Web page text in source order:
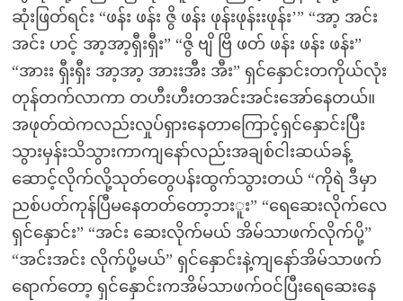
ဆုံးဖြတ်ရင်း “ဖန်း ဖန်း ဇွိ ဖန်း ဖုန်းဖုန်းးဖုန်း’” “အာ့ အင်း
အင်း ဟင့် အာ့အာ့ရှီးရှီး” “ဇွိ ဗျိ ဗြိ ဖတ် ဖန်း ဖန်း ဖန်း”
“အားး ရှီးရှီး အာ့အာ့ အားးအီး အီး” ရှင်နှောင်းတကိုယ်လုံး
တုန်တက်လာကာ တဟီးဟီးတအင်းအင်းအော်နေတယ်။
အဖုတ်ထဲကလည်းလှုပ်ရှားနေတာကြောင့်ရှင်နှောင်းပြီး
သွားမှန်းသိသွားကာကျနော်လည်းအချစ်ငါးဆယ်ခန့်
ဆောင့်လိုက်လို့သုတ်တွေပန်းထွက်သွားတယ် “ကိုရဲ ဒီမှာ
ညစ်ပတ်ကုန်ပြီမနေတတ်တော့ဘးူး” “ရေဆေးလိုက်လေ
ရှင်နှောင်း” “အင်း ဆေးလိုက်မယ် အိမ်သာဖက်လိုက်ပို့”
“အင်းအင်း လိုက်ပို့မယ်” ရှင်နှောင်းနဲ့ကျနော်အိမ်သာဖက်
ရောက်တော့ ရှင်နှောင်းကအိမ်သာဖက်ဝင်ပြီးရေဆေးနေ